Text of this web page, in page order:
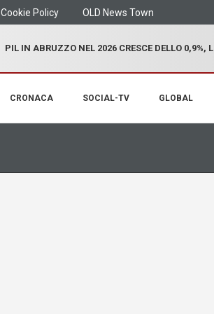
Cookie Policy OLD News Town
PIL IN ABRUZZO NEL 2026 CRESCE DELLO 0,9%,
CRONACA SOCIAL-TV GLOBAL